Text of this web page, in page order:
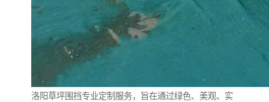
洛阳草坪围挡专业定制服务，旨在通过绿色、美观、实